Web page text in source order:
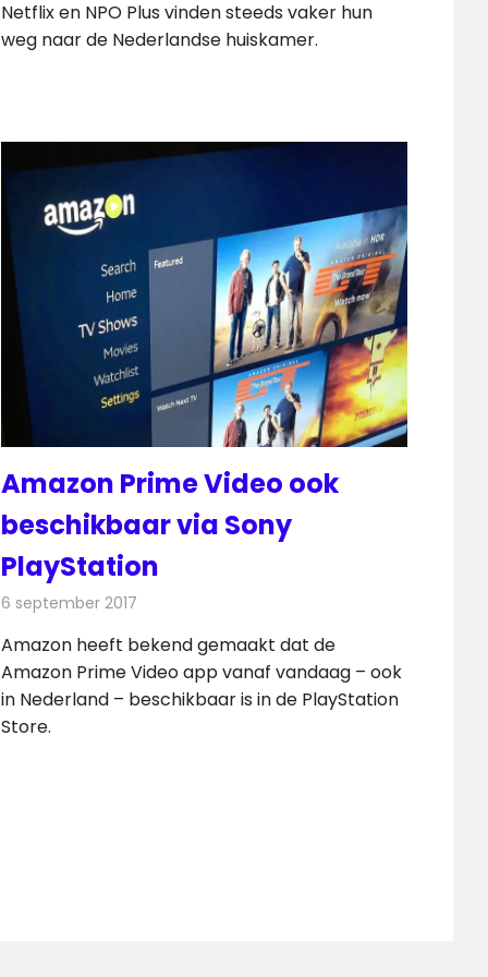
Netflix en NPO Plus vinden steeds vaker hun
weg naar de Nederlandse huiskamer.
Amazon Prime Video ook
beschikbaar via Sony
PlayStation
6 september 2017
Amazon heeft bekend gemaakt dat de
Amazon Prime Video app vanaf vandaag – ook
in Nederland – beschikbaar is in de PlayStation
Store.